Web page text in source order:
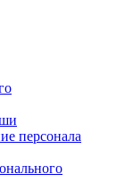
персонала